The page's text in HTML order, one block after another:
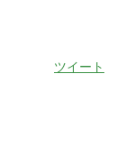
ツイート